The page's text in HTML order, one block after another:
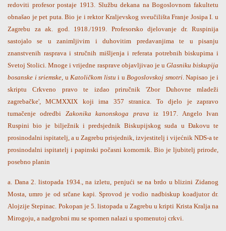
redoviti profesor postaje 1913. Službu dekana na Bogoslovnom fakultetu
obnašao je pet puta. Bio je i rektor Kraljevskog sveučilišta Franje Josipa I. u
Zagrebu za ak. god. 1918./1919. Profesorsko djelovanje dr. Ruspinija
sastojalo se u zanimljivim i duhovitim predavanjima te u pisanju
znanstvenih rasprava i stručnih mišljenja i referata potrebnih biskupima i
Svetoj Stolici. Mnoge i vrijedne rasprave objavljivao je u Glasniku biskupija
bosanske i sriemske , u Katoličkom listu i u Bogoslovskoj smotri. Napisao je i
skriptu Crkveno pravo te izdao priručnik 'Zbor Duhovne mladeži
zagrebačke', MCMXXIX koji ima 357 stranica. To djelo je zapravo
tumačenje odredbi Zakonika kanonskoga prava iz 1917. Angelo Ivan
Ruspini bio je bilježnik i predsjednik Biskupijskog suda u Đakovu te
prosinodalni ispitatelj, a u Zagrebu prisjednik, izvjestitelj i vijećnik NDS-a te
prosinodalni ispitatelj i papinski počasni komornik. Bio je ljubitelj prirode,
posebno planin
a. Dana 2. listopada 1934., na izletu, penjući se na brdo u blizini Zidanog
Mosta, umro je od srčane kapi. Sprovod je vodio nadbiskup koadjutor dr.
Alojzije Stepinac. Pokopan je 5. listopada u Zagrebu u kripti Krista Kralja na
Mirogoju, a nadgrobni mu se spomen nalazi u spomenutoj crkvi.